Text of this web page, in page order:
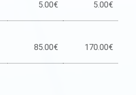
5.00€ 5.00€
85.00€ 170.00€